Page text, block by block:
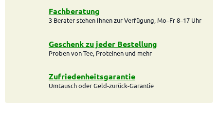
Fachberatung
3 Berater stehen Ihnen zur Verfügung, Mo–Fr 8–17 Uhr
Geschenk zu jeder Bestellung
Proben von Tee, Proteinen und mehr
Zufriedenheitsgarantie
Umtausch oder Geld-zurück-Garantie